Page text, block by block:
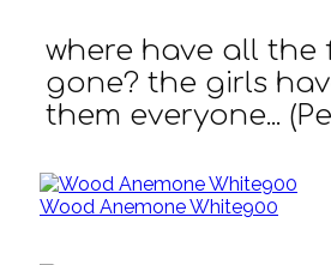
where have all the
gone? the girls
them everyone...
Wood Anemone White900